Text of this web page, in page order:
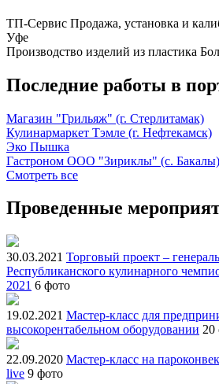
ТП-Сервис Продажа, установка и
Уфе
Производство изделий из пластика
Последние работы в
Магазин "Грильяж" (г. Стерлитамак)
Кулинармаркет Тэмле (г. Нефтекамск)
Эко Пышка
Гастроном ООО "Зириклы" (с. Бакалы)
Смотреть все
Проведенные
30.03.2021 Торговый проект –
Республиканского кулинарного
2021 6 фото
19.02.2021 Мастер-класс для
высокорентабельном оборудовании 20
22.09.2020 Мастер-класс на
live 9 фото